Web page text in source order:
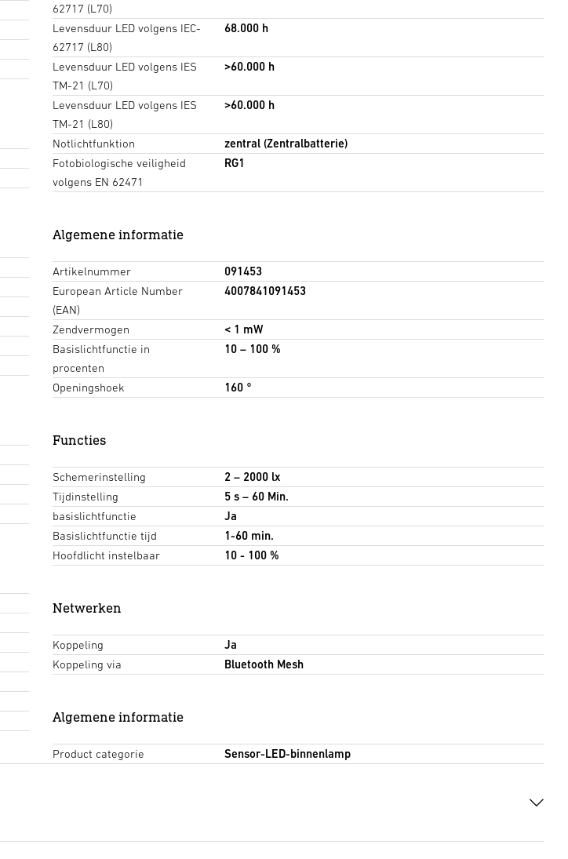
62717 (L70)
Levensduur LED volgens IEC-
62717 (L80)
68.000 h
Levensduur LED volgens IES
TM-21 (L70)
>60.000 h
Levensduur LED volgens IES
TM-21 (L80)
>60.000 h
Notlichtfunktion
zentral (Zentralbatterie)
Fotobiologische veiligheid
volgens EN 62471
RG1
Algemene informatie
Artikelnummer
091453
European Article Number
(EAN)
4007841091453
Zendvermogen
< 1 mW
Basislichtfunctie in
procenten
10 – 100 %
Openingshoek 160 °
Functies
Schemerinstelling
2 – 2000 lx
Tijdinstelling
5 s – 60 Min.
basislichtfunctie
Ja
Basislichtfunctie tijd
1-60 min.
Hoofdlicht instelbaar
10 - 100 %
Netwerken
Koppeling
Ja
Koppeling via
Bluetooth Mesh
Algemene informatie
Product categorie Sensor-LED-binnenlamp